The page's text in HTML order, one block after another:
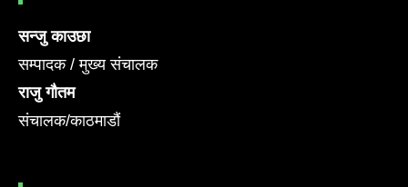
सन्जु काउछा
सम्पादक / मुख्य संचालक
राजु गौतम
संचालक/काठमाडौं